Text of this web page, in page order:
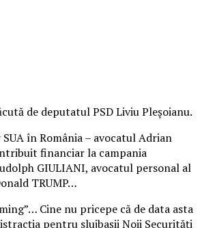
de deputatul PSD Liviu Pleşoianu.
în România – avocatul Adrian
financiar la campania
GIULIANI, avocatul personal al
TRUMP…
Cine nu pricepe că de data asta
pentru slujbaşii Noii Securităţi